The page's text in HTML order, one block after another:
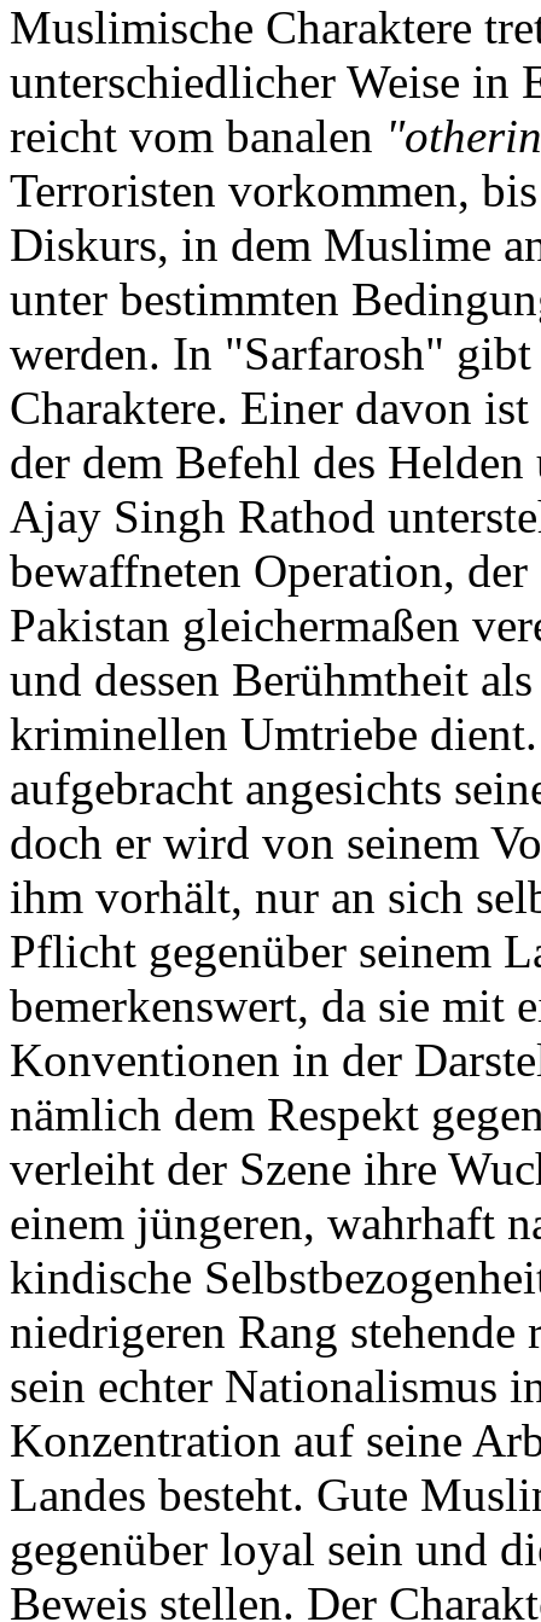
Muslimische Charaktere
unterschiedlicher Weise in
reicht vom banalen
Terroristen vorkommen,
Diskurs, in dem Muslime
unter bestimmten
werden. In "Sarfarosh"
Charaktere. Einer davon
der dem Befehl des
Ajay Singh Rathod
bewaffneten Operation,
Pakistan gleichermaßen
und dessen Berühmtheit
kriminellen Umtriebe
aufgebracht angesichts
doch er wird von seinem
ihm vorhält, nur an sich
Pflicht gegenüber seinem
bemerkenswert, da sie mit
Konventionen in der
nämlich dem Respekt
verleiht der Szene ihre
einem jüngeren, wahrhaft
kindische
niedrigeren Rang stehende
sein echter Nationalismus
Konzentration auf seine
Landes besteht. Gute
gegenüber loyal sein und
Beweis stellen. Der